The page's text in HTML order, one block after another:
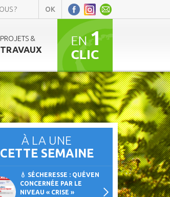
PROJETS &
TRAVAUX
À LA UNE
CETTE SEMAINE
💧 SÉCHERESSE : QUÉVEN
CONCERNÉE PAR LE
NIVEAU « CRISE »